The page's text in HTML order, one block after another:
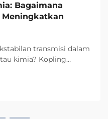
Bagaimana
transmisi dalam
kimia? Kopling
asbes. Ketahui